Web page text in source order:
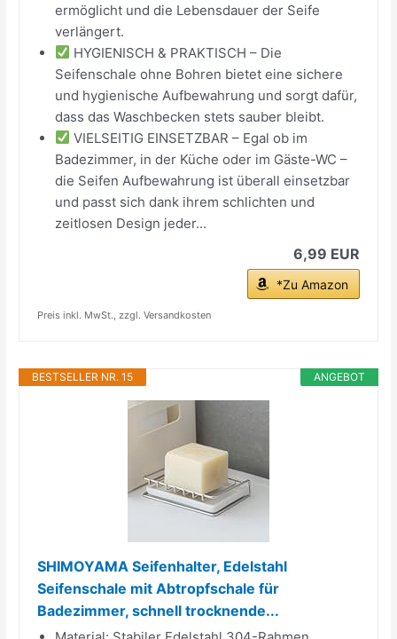
ermöglicht und die Lebensdauer der Seife
verlängert.
HYGIENISCH & PRAKTISCH – Die
Seifenschale ohne Bohren bietet eine sichere
und hygienische Aufbewahrung und sorgt dafür,
dass das Waschbecken stets sauber bleibt.
VIELSEITIG EINSETZBAR – Egal ob im
Badezimmer, in der Küche oder im Gäste-WC –
die Seifen Aufbewahrung ist überall einsetzbar
und passt sich dank ihrem schlichten und
zeitlosen Design jeder...
6,99 EUR
*Zu Amazon
Preis inkl. MwSt., zzgl. Versandkosten
ANGEBOT
BESTSELLER NR. 15
SHIMOYAMA Seifenhalter, Edelstahl
Seifenschale mit Abtropfschale für
Badezimmer, schnell trocknende...